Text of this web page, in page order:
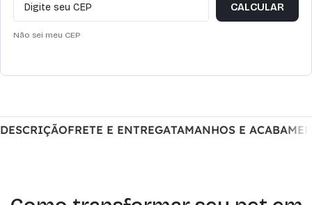
Não sei meu CEP
CALCULAR
DESCRIÇÃOFRETE E ENTREGATAMANHOS E